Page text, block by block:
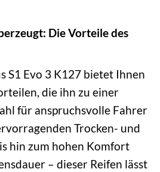
Die Vorteile des
S1 Evo 3 K127 bietet Ihnen
die ihn zu einer
für anspruchsvolle Fahrer
Trocken- und
hin zum hohen Komfort
– dieser Reifen lässt